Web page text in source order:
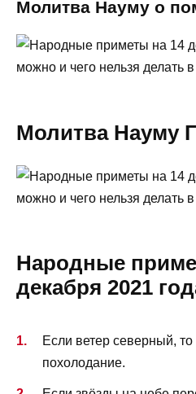
Молитва Науму о
Молитва Науму
Народные
декабря 2021
Если ветер северный, то
похолодание.